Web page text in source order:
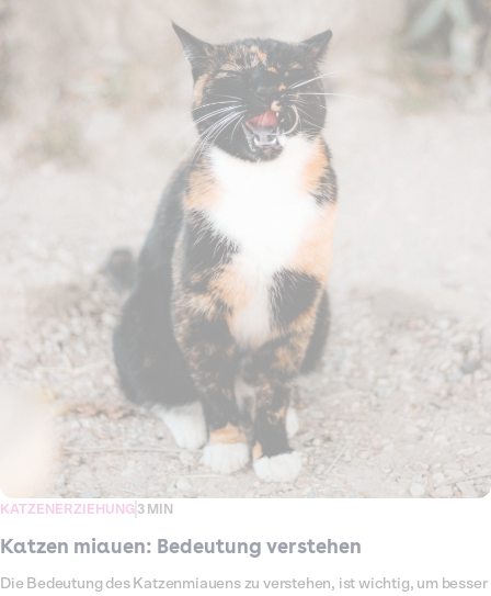
KATZENERZIEHUNG 3 MIN
Katzen miauen: Bedeutung verstehen
Die Bedeutung des Katzenmiauens zu verstehen, ist wichtig, um besser